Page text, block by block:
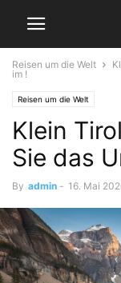
Reisen um die Welt
im !
Reisen um die Welt
Klein
Sie das
By admin - 16. Mai